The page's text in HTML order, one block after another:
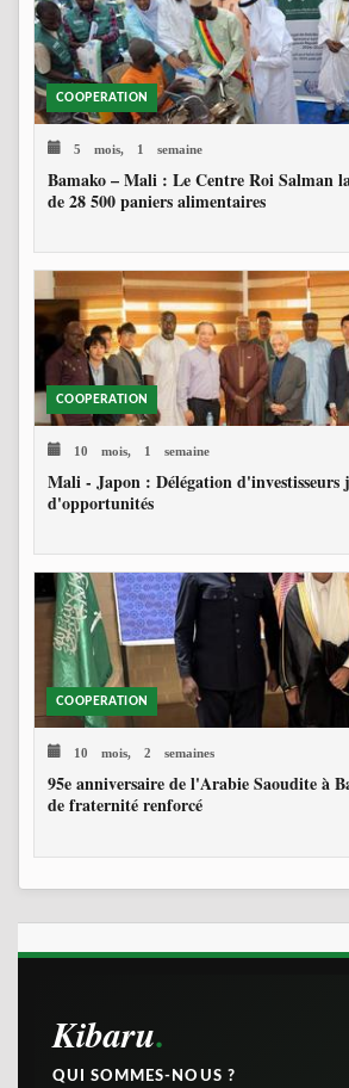
COOPERATION
5 mois, 1 semaine
Bamako – Mali : Le Centre Roi Salman
de 28 500 paniers alimentaires
COOPERATION
10 mois, 1 semaine
Mali - Japon : Délégation d'investisseurs
d'opportunités
COOPERATION
10 mois, 2 semaines
95e anniversaire de l'Arabie Saoudite à
de fraternité renforcé
Kibaru
QUI SOMMES-NOUS ?